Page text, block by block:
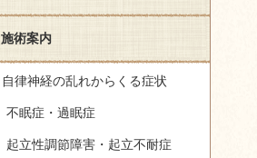
施術案内
自律神経の乱れからくる症状
不眠症・過眠症
起立性調節障害・起立不耐症